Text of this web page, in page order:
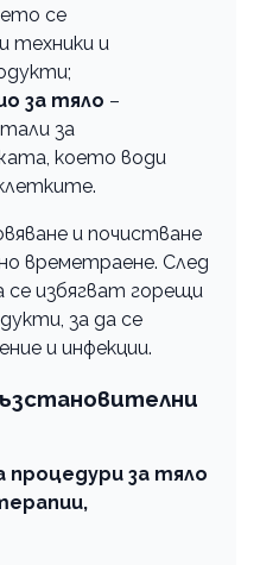
се
техники и
за тяло –
за
което води
и почистване
времетраене. След
избягват горещи
за да се
и инфекции.
за тяло